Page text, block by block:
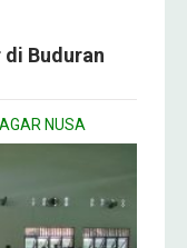
Buduran
NUSA